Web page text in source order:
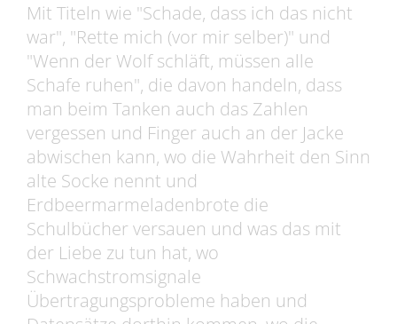
Mit Titeln wie "Schade, dass ich das nicht
war", "Rette mich (vor mir selber)" und
"Wenn der Wolf schläft, müssen alle
Schafe ruhen", die davon handeln, dass
man beim Tanken auch das Zahlen
vergessen und Finger auch an der Jacke
abwischen kann, wo die Wahrheit den Sinn
alte Socke nennt und
Erdbeermarmeladenbrote die
Schulbücher versauen und was das mit
der Liebe zu tun hat, wo
Schwachstromsignale
Übertragungsprobleme haben und